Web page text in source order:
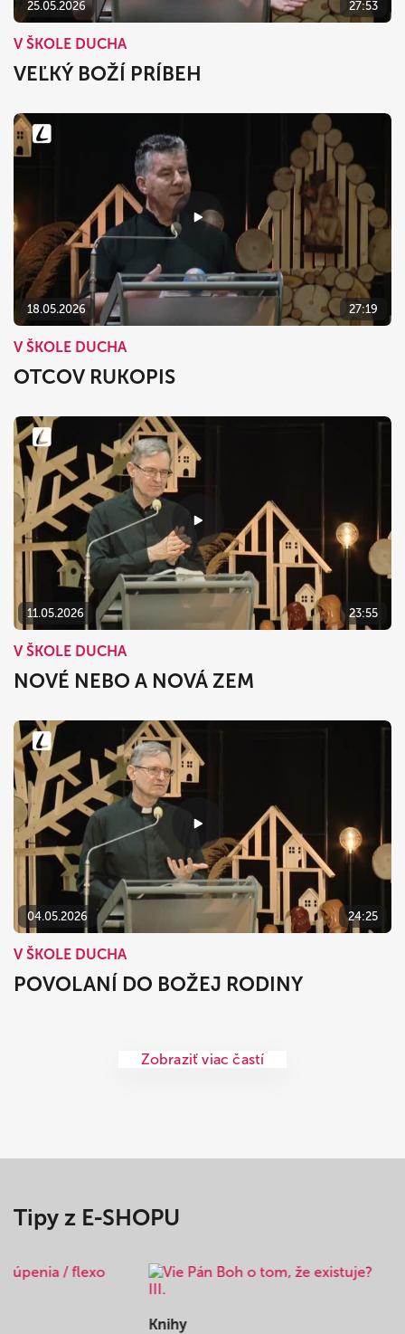
25.05.2026 27:53
V ŠKOLE DUCHA
VEĽKÝ BOŽÍ PRÍBEH
18.05.2026 27:19
V ŠKOLE DUCHA
OTCOV RUKOPIS
11.05.2026 23:55
V ŠKOLE DUCHA
NOVÉ NEBO A NOVÁ ZEM
04.05.2026 24:25
V ŠKOLE DUCHA
POVOLANÍ DO BOŽEJ RODINY
Zobraziť viac častí
Tipy z E-SHOPU
Knihy